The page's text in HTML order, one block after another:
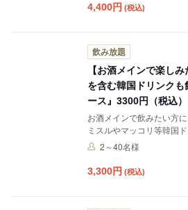
4,400円 (税込)
飲み放題
【お酒メインで楽し
を含む韓国ドリンク
ース』3300円（税込）
お酒メインで飲みたい方に
ミスルやマッコリ等韓国ド
飲み放題付き♪
2～40名様
3,300円 (税込)